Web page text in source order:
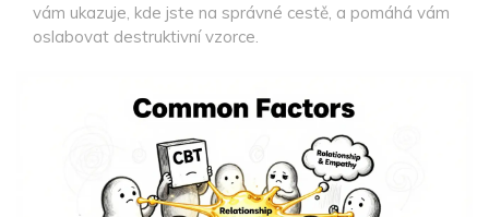
vám ukazuje, kde jste na správné cestě, a pomáhá vám
oslabovat destruktivní vzorce.